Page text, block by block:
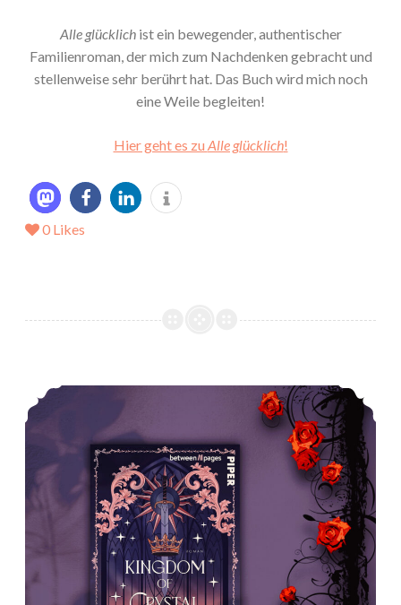
Alle glücklichist ein bewegender, authentischer
Familienroman, der mich zum Nachdenken gebracht und
stellenweise sehr berührt hat. Das Buch wird mich noch
eine Weile begleiten!
Hier geht es zu Alle glücklich!
0 Likes
*Rezension* – Kingdom of crystal Hearts von Sina Brings